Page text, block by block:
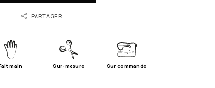
PARTAGER
main Sur-mesure Sur commande